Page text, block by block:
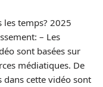
les temps? 2025
– Les
sont basées sur
médiatiques. De
dans cette vidéo sont